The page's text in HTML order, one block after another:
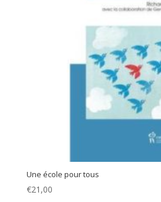
Une école pour tous
€21,00